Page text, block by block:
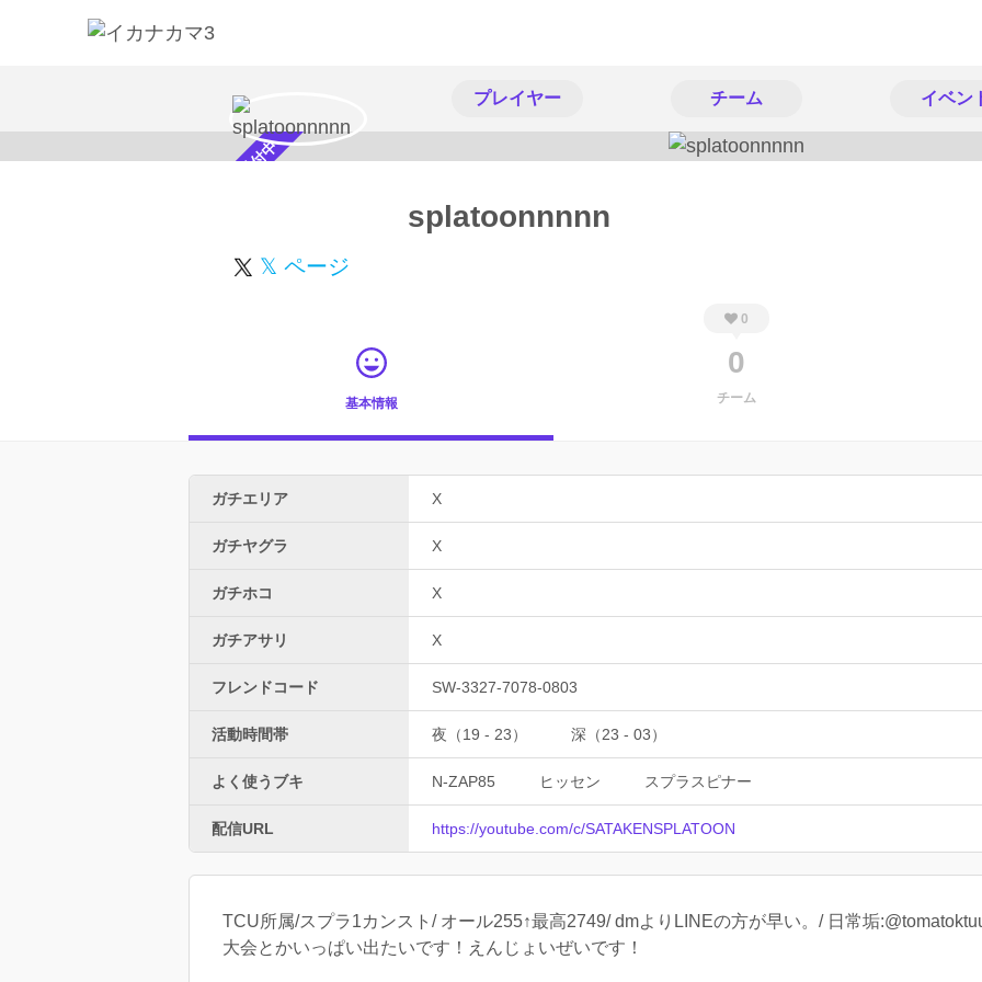
プレイヤー チーム イベン
スカウト受付中 splatoonnnnn
𝕏 ページ
基本情報
0
0
チーム
ガチエリア X
ガチヤグラ X
ガチホコ X
ガチアサリ X
フレンドコード SW-3327-7078-0803
活動時間帯 夜（19 - 23） 深（23 - 03）
よく使うブキ N-ZAP85 ヒッセン スプラスピナー
配信URL https://youtube.com/c/SATAKENSPLATOON
TCU所属/スプラ1カンスト/ オール255↑最高2749/ dmよりLINEの方が早い。/ 日常垢
大会とかいっぱい出たいです！えんじょいぜいです！